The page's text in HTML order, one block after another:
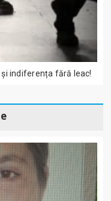
și indiferența fără leac!